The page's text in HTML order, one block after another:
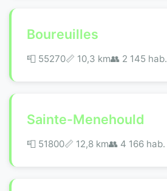
Boureuilles
📮 55270📏 10,3 km👥 2 145 hab.
Sainte-Menehould
📮 51800📏 12,8 km👥 4 166 hab.